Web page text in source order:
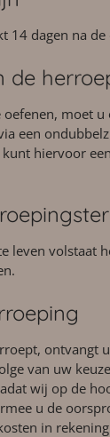
dagen na
de
moet
een
hiervoor
leven volstaat
ontvangt
van uw
wij op de
u de
in